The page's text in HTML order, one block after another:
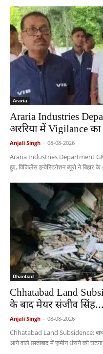
Araria
Araria Industries
अररिया में Vigilance
Anjali Singh - 08-08-2026
Araria Industries Department GM
हुए, विजिलेंस इन्वेस्टिगेशन ब्यूरो ने बिहार
Dhanbad
Chhatabad Land
के बाद मेयर संजीव सिंह...
Anjali Singh - 08-08-2026
Chhatabad Land Subsidence:
आने वाले छाताबाद में ज़मीन धंसने की